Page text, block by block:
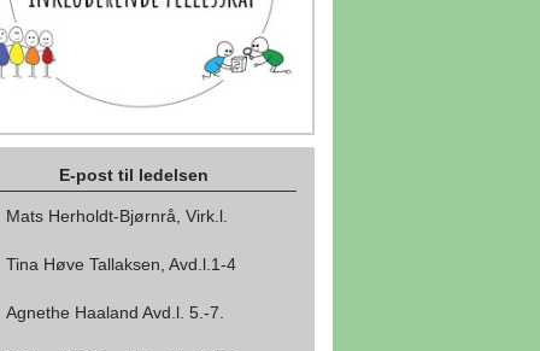
E-post til ledelsen
Mats Herholdt-Bjørnrå, Virk.l.
Tina Høve Tallaksen, Avd.l.1-4
Agnethe Haaland Avd.l. 5.-7.